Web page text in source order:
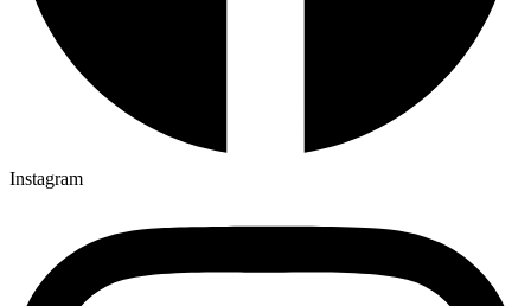
Instagram